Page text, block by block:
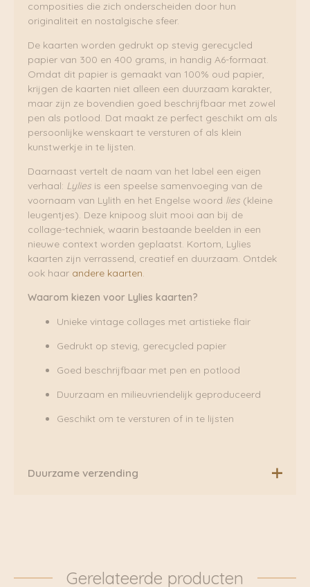
composities die zich onderscheiden door hun
originaliteit en nostalgische sfeer.
De kaarten worden gedrukt op stevig gerecycled
papier van 300 en 400 grams, in handig A6-formaat.
Omdat dit papier is gemaakt van 100% oud papier,
krijgen de kaarten niet alleen een duurzaam karakter,
maar zijn ze bovendien goed beschrijfbaar met zowel
pen als potlood. Dat maakt ze perfect geschikt om als
persoonlijke wenskaart te versturen of als klein
kunstwerkje in te lijsten.
Daarnaast vertelt de naam van het label een eigen
verhaal: Lylies is een speelse samenvoeging van de
voornaam van Lylith en het Engelse woord lies (kleine
leugentjes). Deze knipoog sluit mooi aan bij de
collage-techniek, waarin bestaande beelden in een
nieuwe context worden geplaatst. Kortom, Lylies
kaarten zijn verrassend, creatief en duurzaam. Ontdek
ook haar andere kaarten.
Waarom kiezen voor Lylies kaarten?
Unieke vintage collages met artistieke flair
Gedrukt op stevig, gerecycled papier
Goed beschrijfbaar met pen en potlood
Duurzaam en milieuvriendelijk geproduceerd
Geschikt om te versturen of in te lijsten
Duurzame verzending
daadwerkelijk met de fiets bezorgd. Klik voor meer
Gerelateerde producten